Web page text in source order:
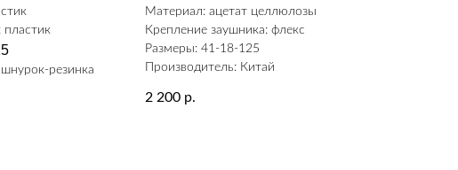
пластик
резинка
Материал: ацетат целлюлозы
Крепление заушника: флекс
Размеры: 41-18-125
Производитель: Китай
2 200 р.